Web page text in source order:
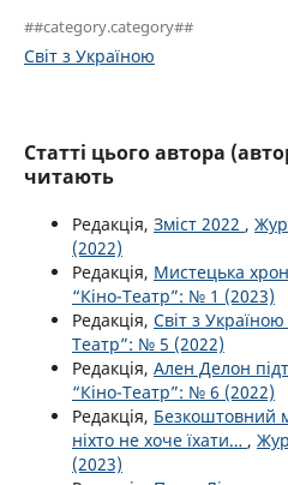
##category.category##
Світ з Україною
Статті цього автора
читають
Редакція, Зміст 2022 ,
(2022)
Редакція, Мистецька
“Кіно-Театр”: № 1 (2023)
Редакція, Світ з
Театр”: № 5 (2022)
Редакція, Ален Делон
“Кіно-Театр”: № 6 (2022)
Редакція, Безкоштовний
ніхто не хоче їхати… ,
(2023)